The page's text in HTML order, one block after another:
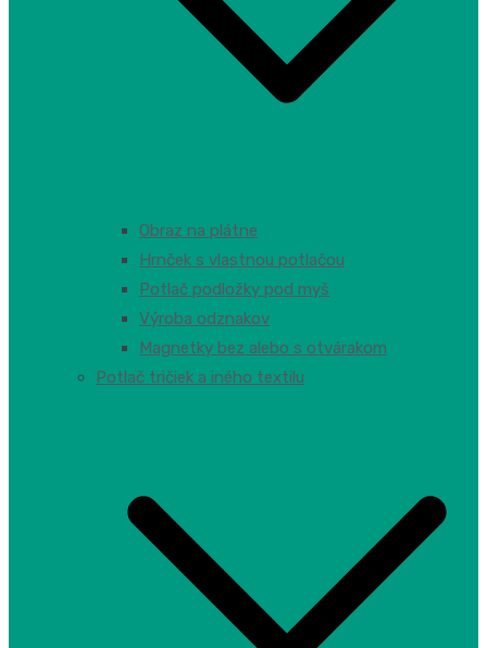
Obraz na plátne
Hrnček s vlastnou potlačou
Potlač podložky pod myš
Výroba odznakov
Magnetky bez alebo s otvárakom
Potlač tričiek a iného textilu